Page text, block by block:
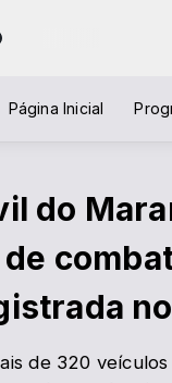
Página Inicial
do
de 320